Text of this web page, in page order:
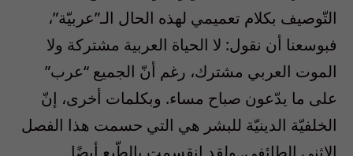
التّوصيف بكلام تعميمي لهذه الحال الـ”عربيّة”،
فبوسعنا أن نقول: لا الحياة العربية مشتركة ولا
الموت العربي مشترك، رغم أنّ الجميع “عرب”
على ما يدّعون صباح مساء. وبكلمات أخرى، إنّ
الخلفيّة الدينيّة للبشر هي التي حسمت هذا الفصل